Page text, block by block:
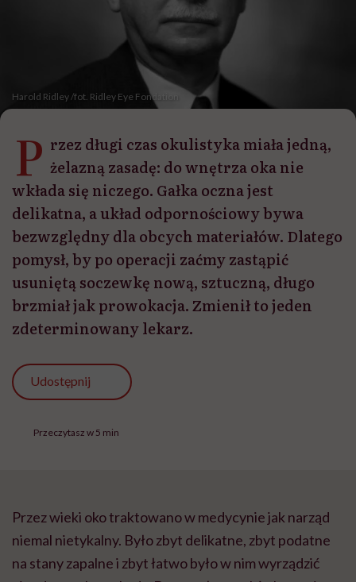
Harold Ridley /fot. Ridley Eye Fondation
P rzez długi czas okulistyka miała jedną,
żelazną zasadę: do wnętrza oka nie
wkłada się niczego. Gałka oczna jest
delikatna, a układ odpornościowy bywa
bezwzględny dla obcych materiałów. Dlatego
pomysł, by po operacji zaćmy zastąpić
usuniętą soczewkę nową, sztuczną, długo
brzmiał jak prowokacja. Zmienił to jeden
zdeterminowany lekarz.
Udostępnij
Przeczytasz w 5 min
Przez wieki oko traktowano w medycynie jak narząd
niemal nietykalny. Było zbyt delikatne, zbyt podatne
na stany zapalne i zbyt łatwo było w nim wyrządzić